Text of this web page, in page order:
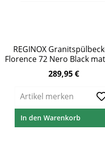
REGINOX
Florence 72 Nero Black
XXL Becken und
Regulärer Preis:
289,95 €
Artikel merken
In den Warenkorb